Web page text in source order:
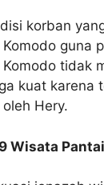
korban
Komodo guna
Komodo tidak
kuat karena
Hery.
Wisata